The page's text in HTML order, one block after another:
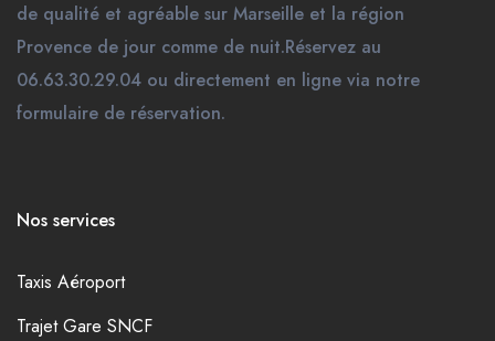
de qualité et agréable sur Marseille et la région
Provence de jour comme de nuit.Réservez au
06.63.30.29.04 ou directement en ligne via notre
formulaire de réservation.
Nos services
Taxis Aéroport
Trajet Gare SNCF